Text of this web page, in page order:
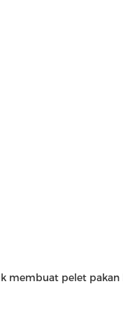
membuat pelet